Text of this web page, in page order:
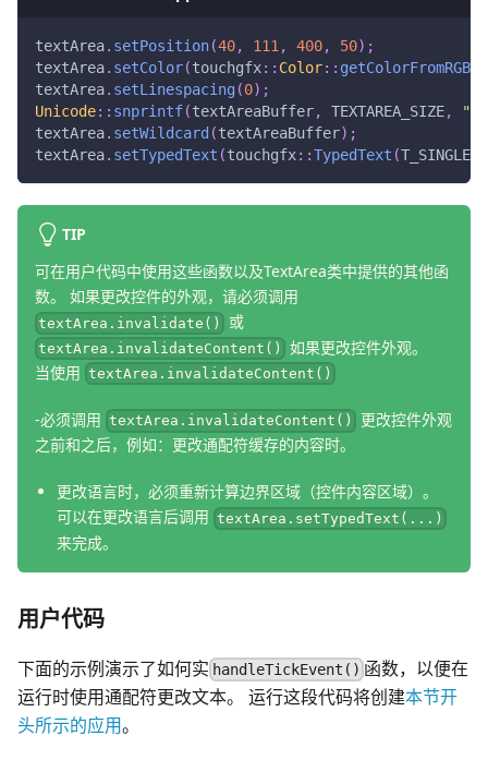
textArea. setPosition(40, 111, 400, 50) ;
textArea. setColor(touchgfx:: Color:: getColorFromRGB
textArea. setLinespacing(0) ;
Unicode:: snprintf(textAreaBuffer, TEXTAREA_SIZE,
textArea. setWildcard (textAreaBuffer) ;
textArea. setTypedText (touchgfx::TypedText (
TIP
可在用户代码中使用这些函数以及TextArea类中提供的其他函
数。 如果更改控件的外观，请必须调用
textArea.invalidate() 或
textArea.invalidateContent()
如果更改控件外观。
当使用 textArea.invalidateContent()
-必须调用 textArea.invalidateContent()
更改控件外观
之前和之后，例如：更改通配符缓存的内容时。
更改语言时，必须重新计算边界区域（控件内容区域）。
可以在更改语言后调用 textArea.setTypedText(...)
来完成。
用户代码
下面的示例演示了如何实 handleTickEvent() 函数，以便在
运行时使用通配符更改文本。 运行这段代码将创建本节开
头所示的应用。